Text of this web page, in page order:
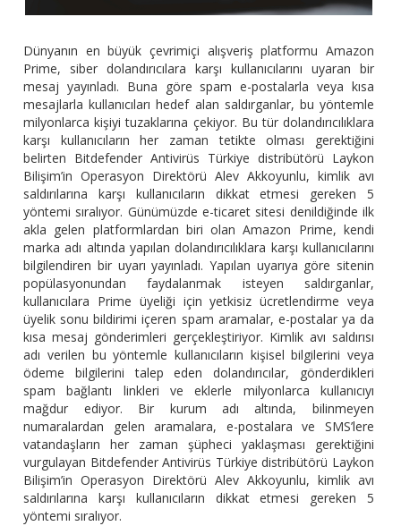
Dünyanın en büyük çevrimiçi alışveriş platformu Amazon
Prime, siber dolandırıcılara karşı kullanıcılarını uyaran bir
mesaj yayınladı. Buna göre spam e-postalarla veya kısa
mesajlarla kullanıcıları hedef alan saldırganlar, bu yöntemle
milyonlarca kişiyi tuzaklarına çekiyor. Bu tür dolandırıcılıklara
karşı kullanıcıların her zaman tetikte olması gerektiğini
belirten Bitdefender Antivirüs Türkiye distribütörü Laykon
Bilişim’in Operasyon Direktörü Alev Akkoyunlu, kimlik avı
saldırılarına karşı kullanıcıların dikkat etmesi gereken 5
yöntemi sıralıyor. Günümüzde e-ticaret sitesi denildiğinde ilk
akla gelen platformlardan biri olan Amazon Prime, kendi
marka adı altında yapılan dolandırıcılıklara karşı kullanıcılarını
bilgilendiren bir uyarı yayınladı. Yapılan uyarıya göre sitenin
popülasyonundan faydalanmak isteyen saldırganlar,
kullanıcılara Prime üyeliği için yetkisiz ücretlendirme veya
üyelik sonu bildirimi içeren spam aramalar, e-postalar ya da
kısa mesaj gönderimleri gerçekleştiriyor. Kimlik avı saldırısı
adı verilen bu yöntemle kullanıcıların kişisel bilgilerini veya
ödeme bilgilerini talep eden dolandırıcılar, gönderdikleri
spam bağlantı linkleri ve eklerle milyonlarca kullanıcıyı
mağdur ediyor. Bir kurum adı altında, bilinmeyen
numaralardan gelen aramalara, e-postalara ve SMS’lere
vatandaşların her zaman şüpheci yaklaşması gerektiğini
vurgulayan Bitdefender Antivirüs Türkiye distribütörü Laykon
Bilişim’in Operasyon Direktörü Alev Akkoyunlu, kimlik avı
saldırılarına karşı kullanıcıların dikkat etmesi gereken 5
yöntemi sıralıyor.